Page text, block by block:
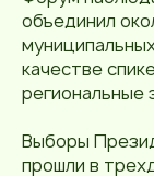
объединил
качестве
региональные
Выборы
прошли в